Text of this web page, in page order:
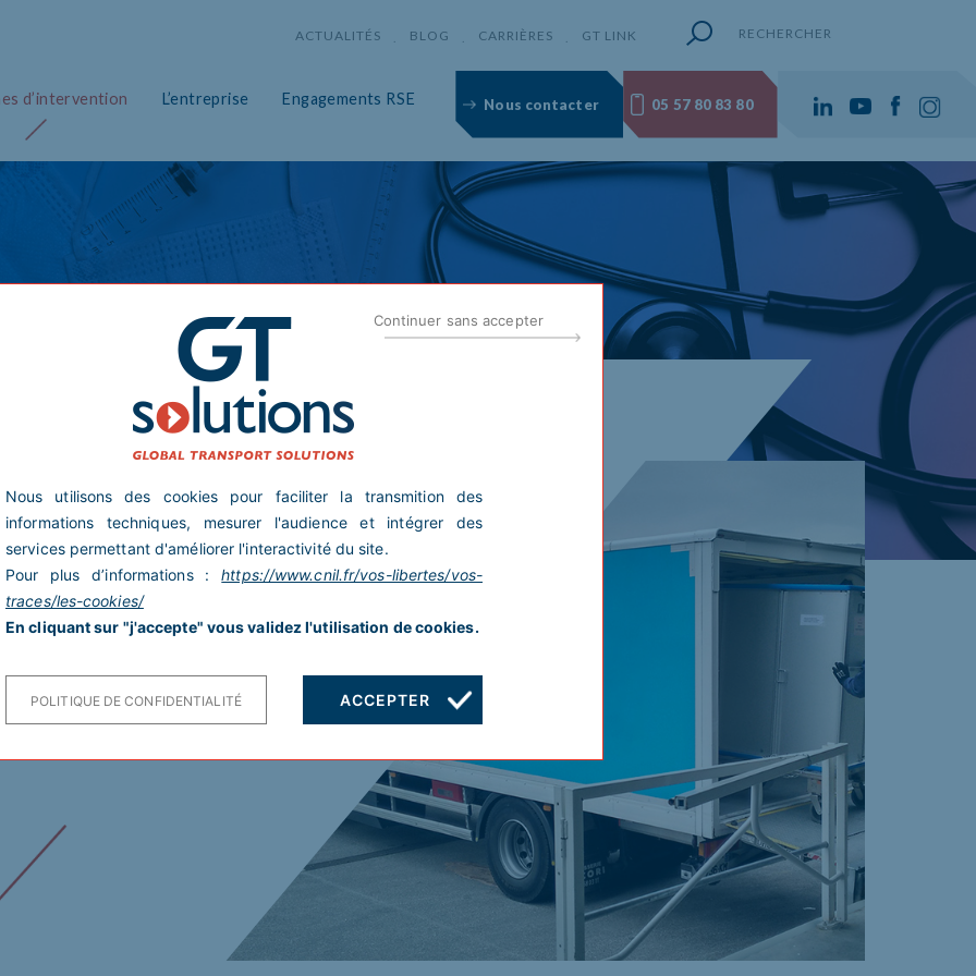
ACTUALITÉS BLOG CARRIÈRES GT LINK RECHERCHER
d’intervention L’entreprise Engagements RSE Nous contacter 05 57 80 83 80
de la logistique
spécialisée de
Nous utilisons des cookies pour faciliter la transmition des
informations techniques, mesurer l'audience et intégrer des
services permettant d'améliorer l'interactivité du site.
Pour plus d’informations :https://www.cnil.fr/vos-libertes/vos-
traces/les-cookies/
En cliquant sur "j'accepte" vous validez l'utilisation de cookies.
ACCEPTER
Continuer sans accepter
POLITIQUE DE CONFIDENTIALITÉ